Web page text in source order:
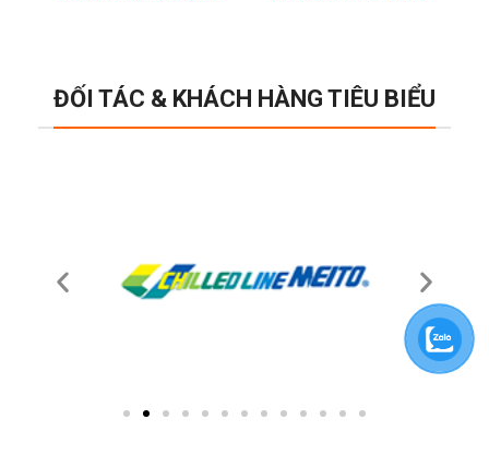
ĐỐI TÁC & KHÁCH HÀNG TIÊU BIỂU